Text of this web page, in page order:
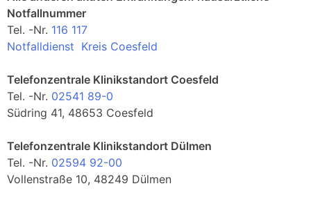
Notfallnummer
Tel. -Nr. 116 117
Notfalldienst Kreis Coesfeld
Telefonzentrale Klinikstandort Coesfeld
Tel. -Nr. 02541 89-0
Südring 41, 48653 Coesfeld
Telefonzentrale Klinikstandort Dülmen
Tel. -Nr. 02594 92-00
Vollenstraße 10, 48249 Dülmen